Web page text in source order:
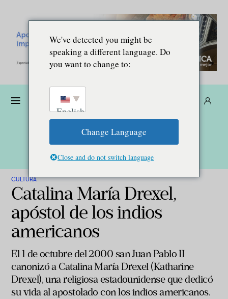
CULTURA
Catalina María Drexel,
apóstol de los indios
americanos
El 1 de octubre del 2000 san Juan Pablo II
canonizó a Catalina María Drexel (Katharine
Drexel), una religiosa estadounidense que dedicó
su vida al apostolado con los indios americanos.
We've detected you might be
speaking a different language. Do
you want to change to:
English
Change Language
Close and do not switch language